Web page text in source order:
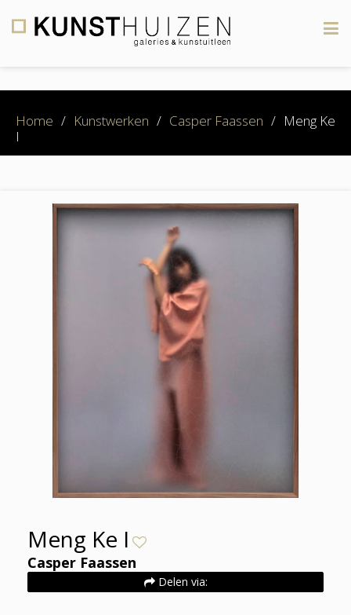
Home / Kunstwerken / Casper Faassen / Meng Ke
I
Meng Ke I
Casper Faassen
Delen via: